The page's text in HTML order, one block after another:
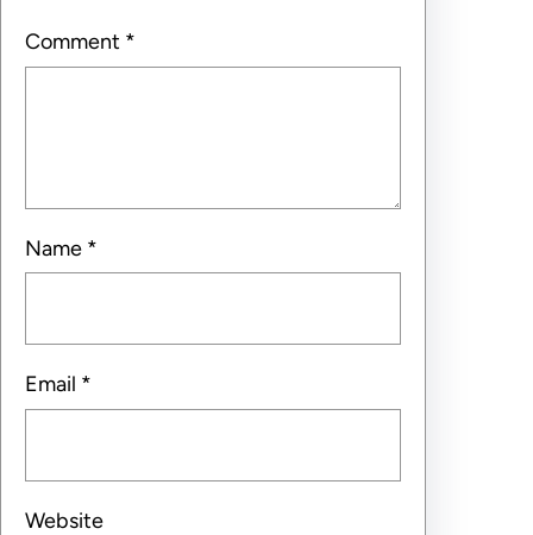
Comment *
Name *
Email *
Website